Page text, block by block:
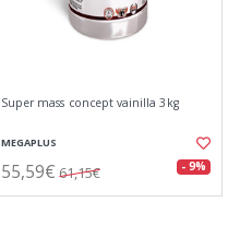
Super mass concept vainilla 3kg
MEGAPLUS
55,59€ 61,15€ - 9%